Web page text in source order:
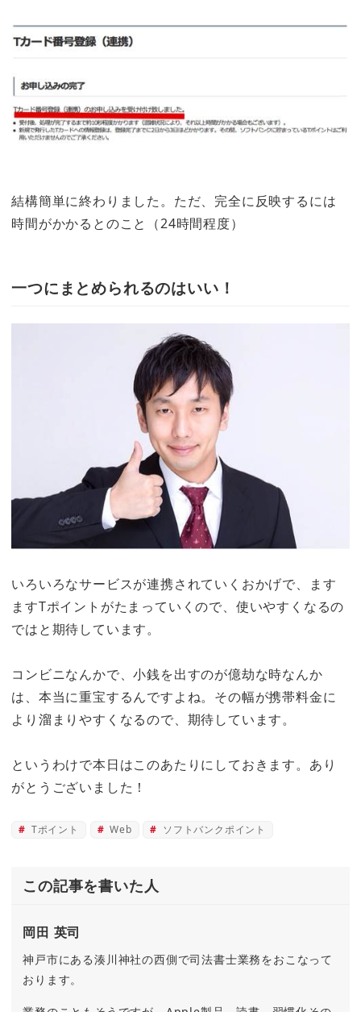
結構簡単に終わりました。ただ、完全に反映するには
時間がかかるとのこと（24時間程度）
一つにまとめられるのはいい！
いろいろなサービスが連携されていくおかげで、ます
ますTポイントがたまっていくので、使いやすくなるの
ではと期待しています。
コンビニなんかで、小銭を出すのが億劫な時なんか
は、本当に重宝するんですよね。その幅が携帯料金に
より溜まりやすくなるので、期待しています。
というわけで本日はこのあたりにしておきます。あり
がとうございました！
Tポイント Web ソフトバンクポイント
この記事を書いた人
岡田 英司
神戸市にある湊川神社の西側で司法書士業務をおこなって
おります。